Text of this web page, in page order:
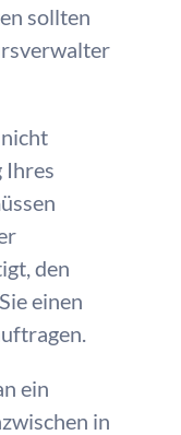
sollten
Ihres
den
einen
ein
in